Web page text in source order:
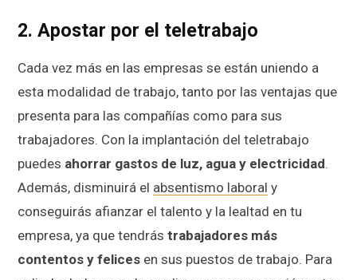
2. Apostar por el teletrabajo
Cada vez más en las empresas se están uniendo a
esta modalidad de trabajo, tanto por las ventajas que
presenta para las compañías como para sus
trabajadores. Con la implantación del teletrabajo
puedes ahorrar gastos de luz, agua y electricidad.
Además, disminuirá el absentismo laboral y
conseguirás afianzar el talento y la lealtad en tu
empresa, ya que tendrás trabajadores más
contentos y felices en sus puestos de trabajo. Para